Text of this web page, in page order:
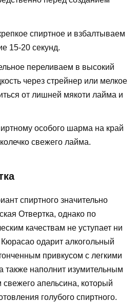
спиртное и взбалтываем
15-20 секунд.
переливаем в высокий
через стрейнер или мелкое
от лишней мякоти лайма и
особого шарма на край
свежего лайма.
спиртного значительно
Отвертка, однако по
качествам не уступает ни
одарит алкогольный
привкусом с легкими
также наполнит изумительным
апельсина, который
голубого спиртного.